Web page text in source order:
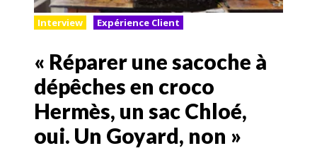
Interview Expérience Client
« Réparer une sacoche à
dépêches en croco
Hermès, un sac Chloé,
oui. Un Goyard, non »